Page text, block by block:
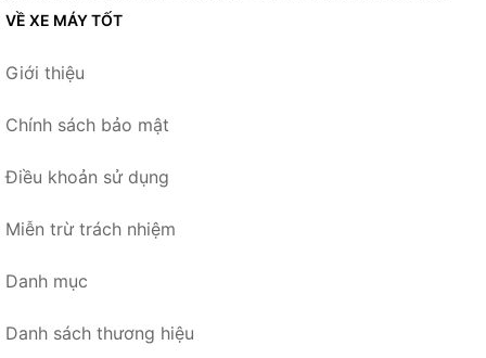
VỀ XE MÁY TỐT
Giới thiệu
Chính sách bảo mật
Điều khoản sử dụng
Miễn trừ trách nhiệm
Danh mục
Danh sách thương hiệu